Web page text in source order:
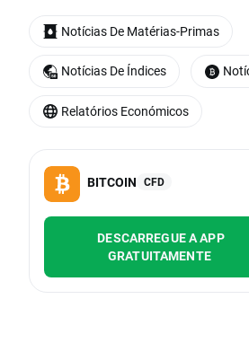
BITCOIN CFD
DESCARREGUE A APP
GRATUITAMENTE
Notícias De Matérias-Primas
Notícias De Índices
Relatórios Económicos